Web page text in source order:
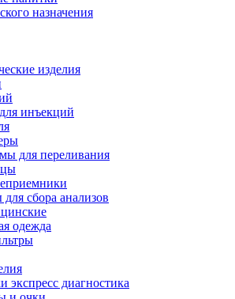
назначения
изделия
инъекций
для переливания
сбора анализов
одежда
экспресс диагностика